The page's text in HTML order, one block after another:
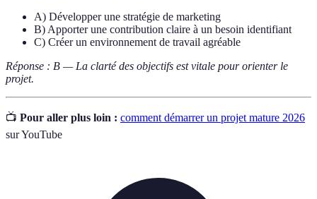
A) Développer une stratégie de marketing
B) Apporter une contribution claire à un besoin identifiant
C) Créer un environnement de travail agréable
Réponse : B — La clarté des objectifs est vitale pour orienter le
projet.
📺 Pour aller plus loin : comment démarrer un projet mature 2026
sur YouTube